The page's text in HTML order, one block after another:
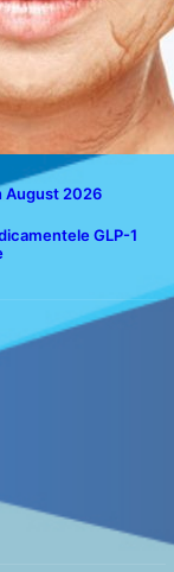
August 2026
GLP-1